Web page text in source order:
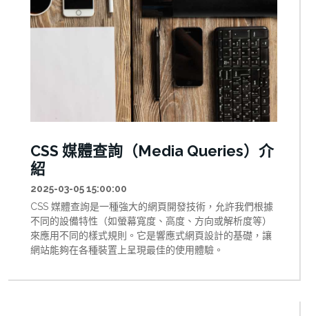
紋技術作為這些數位指紋中最強大、最難以規避的一種，
正被越來越多的網站和服務採用。與傳統的Cookie追蹤不
同，Canvas指紋不需要在用戶設備上存儲任何訊息，不會
被清除Cookie的操作所影響，甚至在隱私瀏覽模式下依然
有效。這使得它成為廣告商、數據分析公司和安全服務提
供商眼中的「完美追蹤工具」。 本文將深入解析Canvas指
紋追蹤技術的工作原理、實現方式、應用場景及其在隱私
保護中的倫理問題。我們將以PNG圖片數據格式為切入
點，展示Canvas指紋技術的技術細節，並提供實用的防護
的隱私。 無論您是網路安全專業人士，還是關注個人隱私
的普通用戶，這篇文章都將幫助您深入了解這項隱形的追
位隱私。
CSS 媒體查詢（Media Queries）介
紹
2025-03-05 15:00:00
CSS 媒體查詢是一種強大的網頁開發技術，允許我們根據
不同的設備特性（如螢幕寬度、高度、方向或解析度等）
來應用不同的樣式規則。它是響應式網頁設計的基礎，讓
網站能夠在各種裝置上呈現最佳的使用體驗。